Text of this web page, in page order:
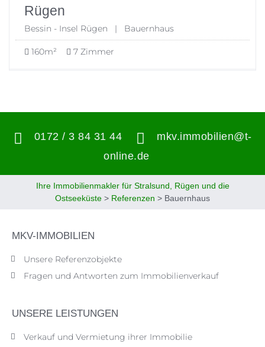
Rügen
Bessin - Insel Rügen | Bauernhaus
160m² 7 Zimmer
0172 / 3 84 31 44
mkv.immobilien@t-
online.de
Ihre Immobilienmakler für Stralsund, Rügen und die
Ostseeküste > Referenzen > Bauernhaus
MKV-IMMOBILIEN
Unsere Referenzobjekte
Fragen und Antworten zum Immobilienverkauf
UNSERE LEISTUNGEN
Verkauf und Vermietung ihrer Immobilie